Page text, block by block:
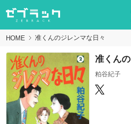
HOME 准くんのジレンマな日々
准くん
粕谷紀子